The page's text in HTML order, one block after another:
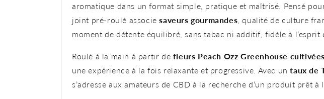
aromatique dans un format simple, pratique et maîtrisé. Pensé
joint pré-roulé associesaveurs gourmandes , qualité de culture
moment de détente équilibré, sans tabac ni additif, fidèle à l’esprit
Roulé à la main à partir de fleurs Peach Ozz Greenhouse
une expérience à la fois relaxante et progressive. Avec untaux de
s’adresse aux amateurs de CBD à la recherche d’un produit prêt à